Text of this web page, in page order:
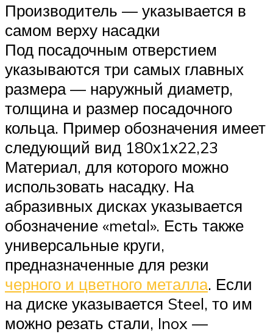
Производитель — указывается в
самом верху насадки
Под посадочным отверстием
указываются три самых главных
размера — наружный диаметр,
толщина и размер посадочного
кольца. Пример обозначения имеет
следующий вид 180х1х22,23
Материал, для которого можно
использовать насадку. На
абразивных дисках указывается
обозначение «metal». Есть также
универсальные круги,
предназначенные для резки
черного и цветного металла. Если
на диске указывается Steel, то им
можно резать стали, Inox —